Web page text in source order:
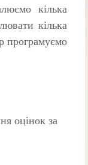
кілька
кілька
програмуємо
оцінок за